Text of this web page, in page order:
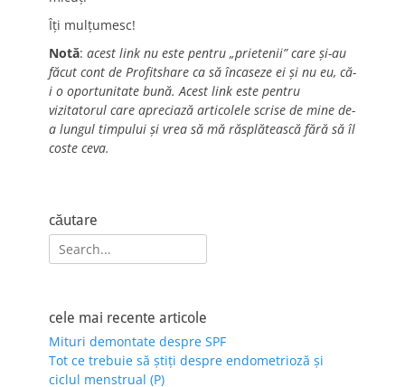
Îți mulțumesc!
Notă: acest link nu este pentru „prietenii” care și-au
făcut cont de Profitshare ca să încaseze ei și nu eu, că-
i o oportunitate bună. Acest link este pentru
vizitatorul care apreciază articolele scrise de mine de-
a lungul timpului și vrea să mă răsplătească fără să îl
coste ceva.
căutare
Search
for:
cele mai recente articole
Mituri demontate despre SPF
Tot ce trebuie să știți despre endometrioză și
ciclul menstrual (P)